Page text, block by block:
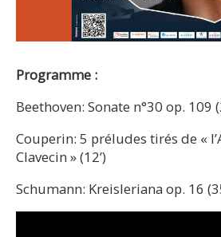
Programme :
Beethoven: Sonate n°30 op. 109
Couperin: 5 préludes tirés de «
Clavecin » (12’)
Schumann: Kreisleriana op. 16